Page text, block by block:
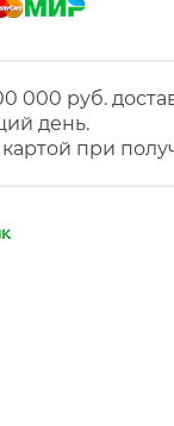
000 руб.
день.
при